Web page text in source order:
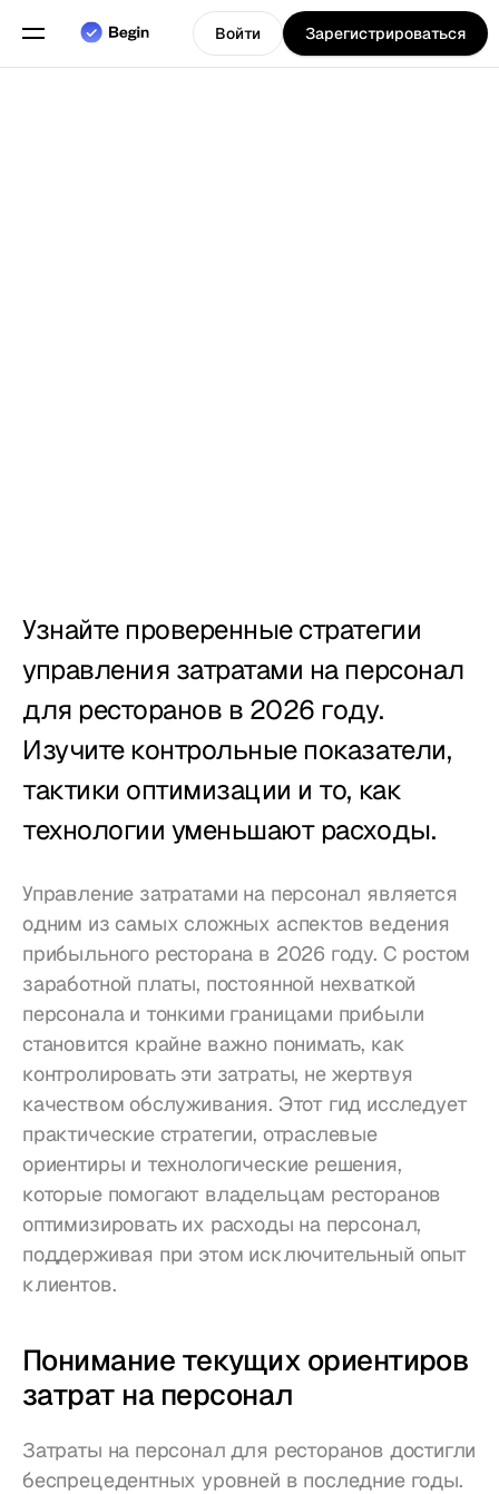
Создан для
Рестораны
Пабы
Обслуживание
Мобильное
Цены
Войти Зарегистрироваться
Узнайте проверенные стратегии
управления затратами на персонал
для ресторанов в 2026 году.
Изучите контрольные показатели,
тактики оптимизации и то, как
технологии уменьшают расходы.
Управление затратами на персонал является
одним из самых сложных аспектов ведения
прибыльного ресторана в 2026 году. С ростом
заработной платы, постоянной нехваткой
персонала и тонкими границами прибыли
становится крайне важно понимать, как
контролировать эти затраты, не жертвуя
качеством обслуживания. Этот гид исследует
практические стратегии, отраслевые
ориентиры и технологические решения,
которые помогают владельцам ресторанов
оптимизировать их расходы на персонал,
поддерживая при этом исключительный опыт
клиентов.
Понимание текущих ориентиров
затрат на персонал
Затраты на персонал для ресторанов достигли
беспрецедентных уровней в последние годы.